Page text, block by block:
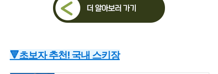
🔻초보자 추천! 국내 스키장